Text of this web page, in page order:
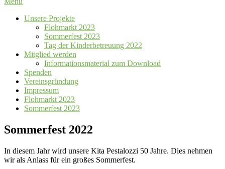
Unsere Projekte
Flohmarkt 2023
Sommerfest 2023
Tag der Kinderbetreuung 2022
Mitglied werden
Informationsmaterial zum Download
Spenden
Vereinsgründung
Impressum
Flohmarkt 2023
Sommerfest 2023
Sommerfest 2022
In diesem Jahr wird unsere Kita Pestalozzi 50 Jahre. Dies nehmen
wir als Anlass für ein großes Sommerfest.